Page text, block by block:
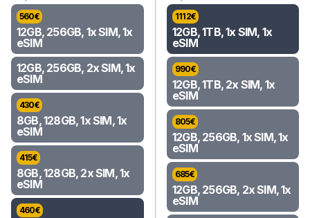
560€
12GB, 256GB, 1x SIM, 1x
eSIM
12GB, 256GB, 2x SIM, 1x
eSIM
430€
8GB, 128GB, 1x SIM, 1x
eSIM
415€
8GB, 128GB, 2x SIM, 1x
eSIM
460€
1112€
12GB, 1TB, 1x SIM, 1x
eSIM
990€
12GB, 1TB, 2x SIM, 1x
eSIM
805€
12GB, 256GB, 1x SIM, 1x
eSIM
685€
12GB, 256GB, 2x SIM, 1x
eSIM